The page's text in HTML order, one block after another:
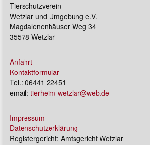
Tierschutzverein
Wetzlar und Umgebung e.V.
Magdalenenhäuser Weg 34
35578 Wetzlar
Anfahrt
Kontaktformular
Tel.: 06441 22451
email: tierheim-wetzlar@web.de
Impressum
Datenschutzerklärung
Registergericht: Amtsgericht Wetzlar